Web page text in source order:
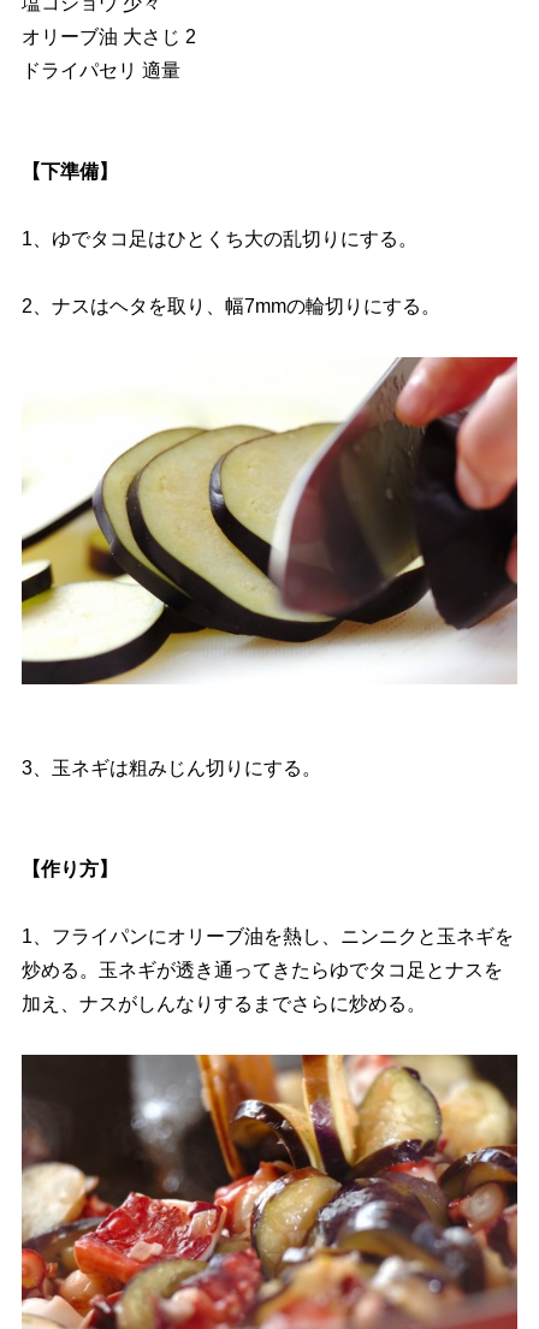
オリーブ油 大さじ 2
ドライパセリ 適量
【下準備】
1、ゆでタコ足はひとくち大の乱切りにする。
2、ナスはヘタを取り、幅7mmの輪切りにする。
3、玉ネギは粗みじん切りにする。
【作り方】
1、フライパンにオリーブ油を熱し、ニンニクと玉ネギを
炒める。玉ネギが透き通ってきたらゆでタコ足とナスを
加え、ナスがしんなりするまでさらに炒める。